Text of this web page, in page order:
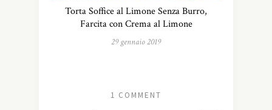
Torta Soffice al Limone Senza Burro,
Farcita con Crema al Limone
29 gennaio 2019
1 COMMENT